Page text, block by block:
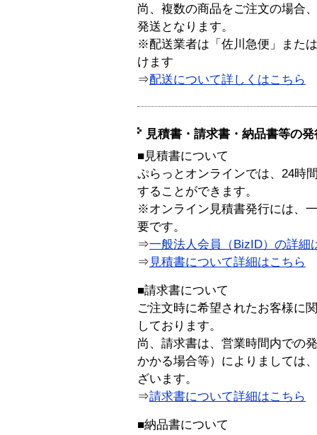
尚、複数の商品をご注文の場合
発送となります。
※配送業者は「佐川急便」また
けます
⇒配送について詳しくはこちら
見積書・請求書・納品書等の
■見積書について
ぷらっとオンラインでは、24時
することができます。
※オンライン見積書発行には、
要です。
⇒一般法人会員（BizID）の詳細
⇒ 見積書について詳細はこちら
■請求書について
ご注文時に希望されたお客様に
しております。
尚、請求書は、営業時間内での
かかる場合等）によりましては
ざいます。
⇒請求書について詳細はこちら
■納品書について